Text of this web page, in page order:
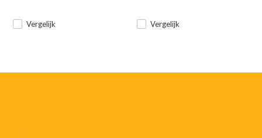
Vergelijk Vergelijk